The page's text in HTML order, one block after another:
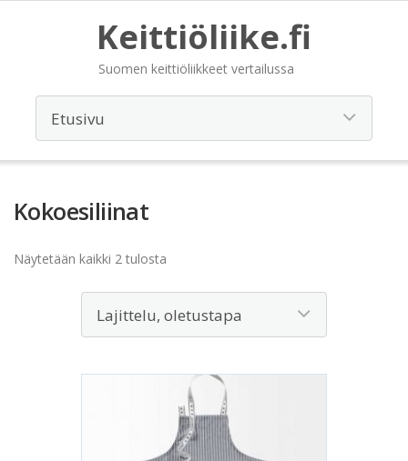
Keittiöliike.fi
Suomen keittiöliikkeet vertailussa
Kokoesiliinat
Näytetään kaikki 2 tulosta